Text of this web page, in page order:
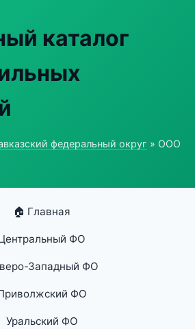
каталог
федеральный округ » ООО
🏠 Главная
ФО
Западный ФО
ФО
Уральский ФО